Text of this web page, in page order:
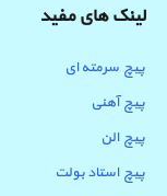
لینک های مفید
پیچ سرمته ای
پیچ آهنی
پیچ الن
پیچ استاد بولت